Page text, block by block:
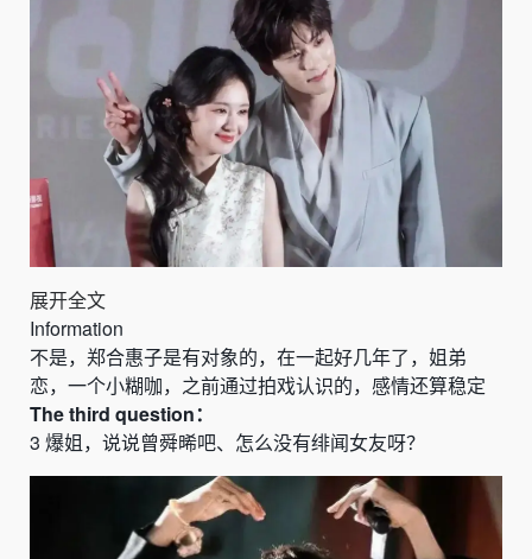
展开全文
Information
不是，郑合惠子是有对象的，在一起好几年了，姐弟
恋，一个小糊咖，之前通过拍戏认识的，感情还算稳定
Thethird question：
3 爆姐， 说说曾舜晞吧、怎么没有绯闻女友呀？